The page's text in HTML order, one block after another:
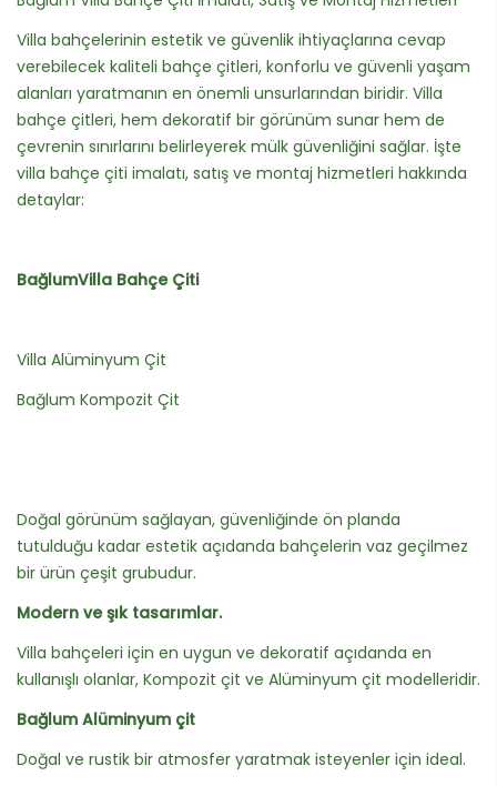
Villa bahçelerinin estetik ve güvenlik ihtiyaçlarına cevap
verebilecek kaliteli bahçe çitleri, konforlu ve güvenli yaşam
alanları yaratmanın en önemli unsurlarından biridir. Villa
bahçe çitleri, hem dekoratif bir görünüm sunar hem de
çevrenin sınırlarını belirleyerek mülk güvenliğini sağlar. İşte
villa bahçe çiti imalatı, satış ve montaj hizmetleri hakkında
detaylar:
BağlumVilla Bahçe Çiti
Villa Alüminyum Çit
Bağlum Kompozit Çit
Doğal görünüm sağlayan, güvenliğinde ön planda
tutulduğu kadar estetik açıdanda bahçelerin vaz geçilmez
bir ürün çeşit grubudur.
Modern ve şık tasarımlar.
Villa bahçeleri için en uygun ve dekoratif açıdanda en
kullanışlı olanlar, Kompozit çit ve Alüminyum çit modelleridir.
Bağlum Alüminyum çit
Doğal ve rustik bir atmosfer yaratmak isteyenler için ideal.